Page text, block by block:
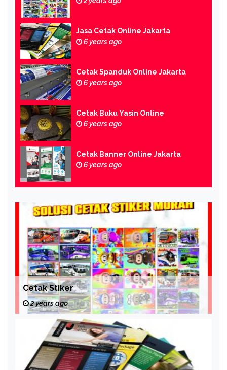
Jasa Cetak Online Jakarta
6 years ago
Cetak Spanduk Online Jakarta
6 years ago
Cetak Buku Yasin Online
6 years ago
Cetak Banner Online Jakarta
6 years ago
Cetak Stiker
2 years ago